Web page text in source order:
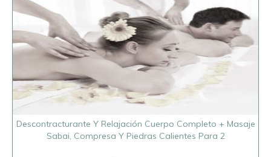
Descontracturante Y Relajación Cuerpo Completo + Masaje
Sabai, Compresa Y Piedras Calientes Para 2